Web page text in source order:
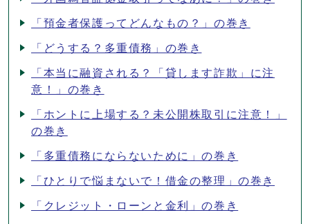
「預金者保護ってどんなもの？」の巻き
「どうする？多重債務」の巻き
「本当に融資される？「貸します詐欺」に注
意！」の巻き
「ホントに上場する？未公開株取引に注意！」
の巻き
「多重債務にならないために」の巻き
「ひとりで悩まないで！借金の整理」の巻き
「クレジット・ローンと金利」の巻き